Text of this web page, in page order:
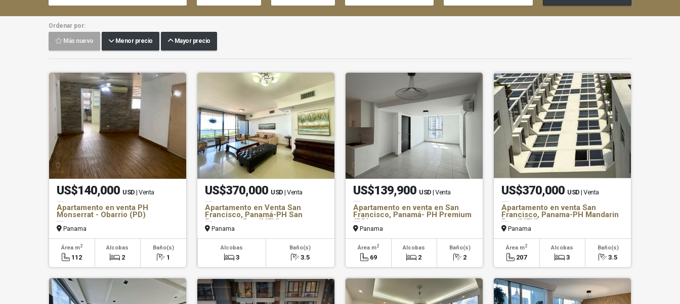
Ordenar por:
Más nuevo Menor precio Mayor precio
US$140,000 USD | Venta
Apartamento en venta PH
Monserrat - Obarrio (PD)
Panama
Área m2
112
Alcobas
2
Baño(s)
1
US$370,000 USD | Venta
Apartamento en Venta San
Francisco, Panamá-PH San
Francisco Bay (MFV)
Panama
Alcobas
3
Baño(s)
3.5
US$139,900 USD | Venta
Apartamento en venta en San
Francisco, Panamá- PH Premium
(PD)
Panama
Área m2
69
Alcobas
2
Baño(s)
2
US$370,000 USD | Venta
Apartamento en venta San
Francisco, Panama-PH Mandarin
Bay (MFV)
Panama
Área m2
207
Alcobas
3
Baño(s)
3.5